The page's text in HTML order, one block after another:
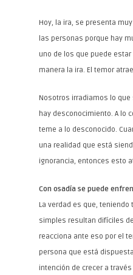
Hoy, la ira, se presenta
las personas porque hay
uno de los que puede
manera la ira. El temor
Nosotros irradiamos lo
hay desconocimiento. A lo
teme a lo desconocido.
una realidad que está
ignorancia, entonces esto
Con osadía se puede
La verdad es que,
simples resultan difíciles
reacciona ante eso por el
persona que está
intención de crecer a